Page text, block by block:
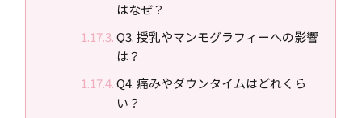
はなぜ？
Q3. 授乳やマンモグラフィーへの影響
は？
Q4. 痛みやダウンタイムはどれくら
い？